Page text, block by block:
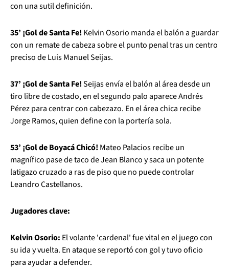
con una sutil definición.
35’ ¡Gol de Santa Fe! Kelvin Osorio manda el balón a guardar
con un remate de cabeza sobre el punto penal tras un centro
preciso de Luis Manuel Seijas.
37’ ¡Gol de Santa Fe!Seijas envía el balón al área desde un
tiro libre de costado, en el segundo palo aparece Andrés
Pérez para centrar con cabezazo. En el área chica recibe
Jorge Ramos, quien define con la portería sola.
53’ ¡Gol de Boyacá Chicó! Mateo Palacios recibe un
magnífico pase de taco de Jean Blanco y saca un potente
latigazo cruzado a ras de piso que no puede controlar
Leandro Castellanos.
Jugadores clave:
Kelvin Osorio: El volante 'cardenal' fue vital en el juego con
su ida y vuelta. En ataque se reportó con gol y tuvo oficio
para ayudar a defender.